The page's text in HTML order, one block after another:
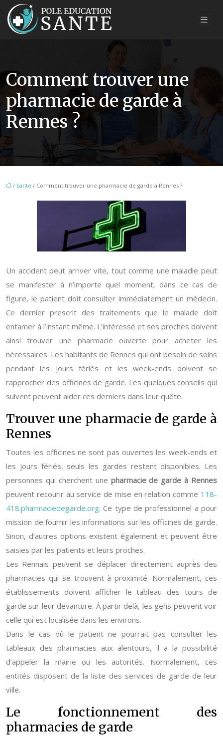
Comment trouver une
pharmacie de garde à
Rennes ?
/ Santé / Comment trouver une pharmacie de garde à Rennes ?
Un accident peut arriver vite, tout comme une maladie peut
se manifester à n’importe quel moment, dans ce cas de
figure, le patient doit consulter immédiatement un médecin.
Ce dernier prescrit des traitements que le malade doit
entamer à l’instant même. L’intéressé et ses proches doivent
ainsi trouver une pharmacie ouverte pour acheter les
nécessaires. Les habitants de Rennes qui ont besoin de soins
pendant les jours fériés et les week-ends doivent se
rapprocher des officines de garde. Les quelques conseils qui
suivent peuvent aider ces derniers dans leur quête.
Trouver une pharmacie de garde à
Rennes
Toutes les officines ne sont pas ouvertes les week-ends et
les jours fériés, seuls les gardes restent disponibles. Les
personnes qui cherchent une pharmacie de garde à Rennes
peuvent recourir au service de mise en relation comme 118-
418.pharmaciedegarde.org. Ce type de professionnel a pour
mission de fournir les informations sur les officines de garde.
Sinon, d’autres options existent également et peuvent être
saisies par les patients et leurs proches.
Les Rennais peuvent se déplacer directement auprès des
pharmacies qui se trouvent à proximité. Normalement, ces
établissements doivent afficher le tableau des tours de
garde sur leur devanture. À partir delà, les gens peuvent voir
celle qui est localisée dans les environs.
Dans le cas où le patient ne pourrait pas consulter les
tableaux des pharmacies aux alentours, il a la possibilité
d’appeler la mairie ou les autorités. Normalement, ces
entités disposent de la liste des services de garde de leur
ville.
Le fonctionnement des
pharmacies de garde